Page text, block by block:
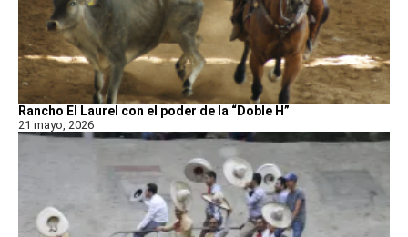
Rancho El Laurel con el poder de la “Doble H”
21 mayo, 2026